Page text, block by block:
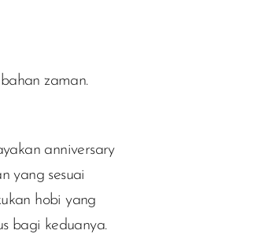
zaman.
anniversary
yang sesuai
hobi yang
bagi keduanya.